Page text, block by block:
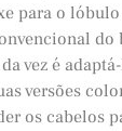
para o
do
vez é
versões
os cabelos